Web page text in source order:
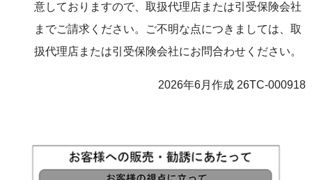
意しておりますので、取扱代理店または引受保険会社
までご請求ください。ご不明な点につきましては、取
扱代理店または引受保険会社にお問合わせください。
2026年6月作成 26TC-000918